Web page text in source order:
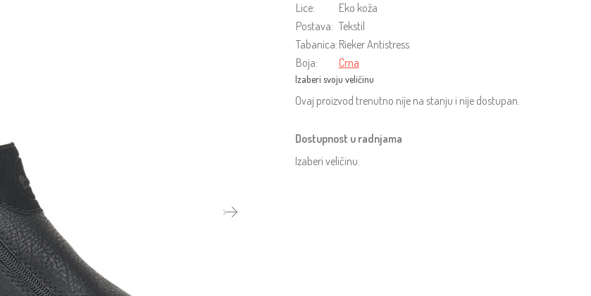
Lice:
Eko koža
Postava: Tekstil
Tabanica: Rieker Antistress
Boja:
Crna
Ovaj proizvod trenutno nije na stanju i nije dostupan.
Dostupnost u radnjama
Izaberi veličinu.